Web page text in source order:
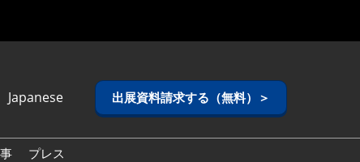
Japanese
出展資料請求する（無料）＞
プレス